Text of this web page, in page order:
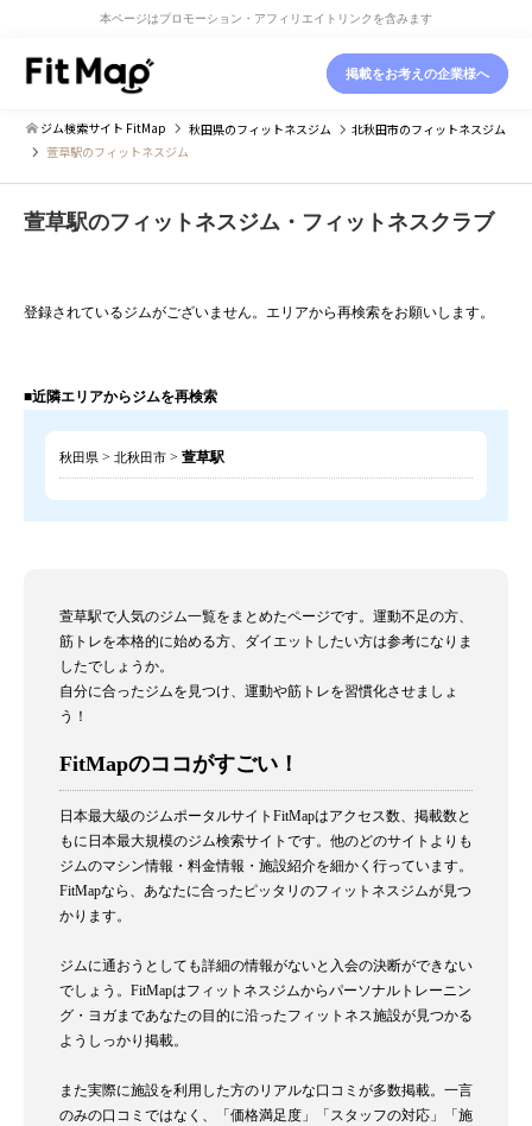
本ページはプロモーション・アフィリエイトリンクを含みます
掲載をお考えの企業様へ
ジム検索サイト FitMap 秋田県のフィットネスジム 北秋田市のフィットネスジム
萱草駅のフィットネスジム
萱草駅のフィットネスジム・フィットネスクラブ
登録されているジムがございません。エリアから再検索をお願いします。
■近隣エリアからジムを再検索
秋田県 > 北秋田市 > 萱草駅
萱草駅で人気のジム一覧をまとめたページです。運動不足の方、
筋トレを本格的に始める方、ダイエットしたい方は参考になりま
したでしょうか。
自分に合ったジムを見つけ、運動や筋トレを習慣化させましょ
う！
FitMapのココがすごい！
日本最大級のジムポータルサイトFitMapはアクセス数、掲載数と
もに日本最大規模のジム検索サイトです。他のどのサイトよりも
ジムのマシン情報・料金情報・施設紹介を細かく行っています。
FitMapなら、あなたに合ったピッタリのフィットネスジムが見つ
かります。
ジムに通おうとしても詳細の情報がないと入会の決断ができない
でしょう。FitMapはフィットネスジムからパーソナルトレーニン
グ・ヨガまであなたの目的に沿ったフィットネス施設が見つかる
ようしっかり掲載。
また実際に施設を利用した方のリアルな口コミが多数掲載。一言
のみの口コミではなく、「価格満足度」「スタッフの対応」「施